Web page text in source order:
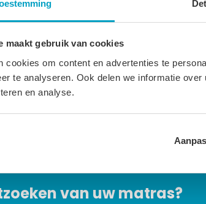
maakt gebruik van cookies
cookies om content en advertenties te
te analyseren. Ook delen we informatie
en analyse.
Dit polyether matras is van goede kwaliteit
op voorraad. Andere maten ± 3 weken
matrassen tot 2% afwijken in
matrassen verwijzen wij u naar onze
van uw matras?